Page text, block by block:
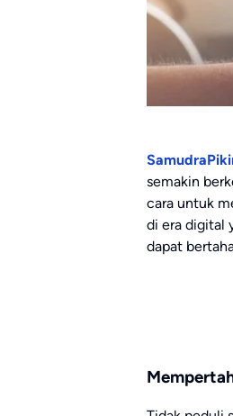
semakin
cara untuk
di era digital
dapat